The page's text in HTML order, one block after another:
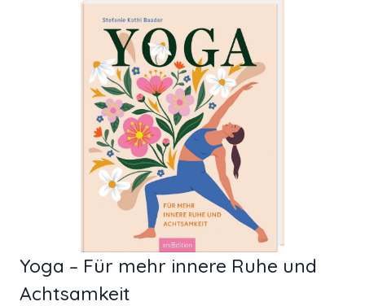
Yoga – Für mehr innere Ruhe und
Achtsamkeit